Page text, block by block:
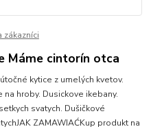
Máme cintorín otca
kytice z umelých kvetov.
hroby. Dusickove ikebany.
svatych. Dušičkové
ZAMAWIAĆKup produkt na